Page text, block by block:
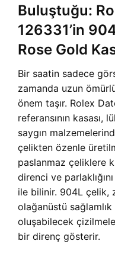
Buluştuğu:
126331’in
Rose Gold
Bir saatin sadece
zamanda uzun
önem taşır. Rolex
referansının kasası,
saygın
çelikten özenle
paslanmaz çeliklere
direnci ve
ile bilinir. 904L çelik,
olağanüstü
oluşabilecek
bir direnç gösterir.